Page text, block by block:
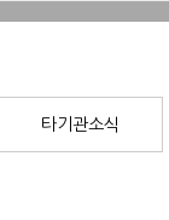
타기관소식